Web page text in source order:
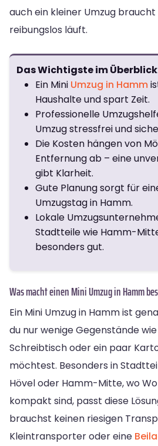
auch ein kleiner Umzug
reibungslos läuft.
Das Wichtigste im
Ein Mini Umzug in Hamm
Haushalte und spart Zeit.
Professionelle
Umzug stressfrei und
Die Kosten hängen von
Entfernung ab – eine
gibt Klarheit.
Gute Planung sorgt für
Umzugstag in Hamm.
Lokale
Stadtteile wie Hamm-
besonders gut.
Was macht einen Mini Umzug in Hamm
Ein Mini Umzug in Hamm ist
du nur wenige Gegenstände
Schreibtisch oder ein paar
möchtest. Besonders in
Hövel oder Hamm-Mitte, wo
kompakt sind, passt diese
brauchst keinen riesigen
Kleintransporter oder eine